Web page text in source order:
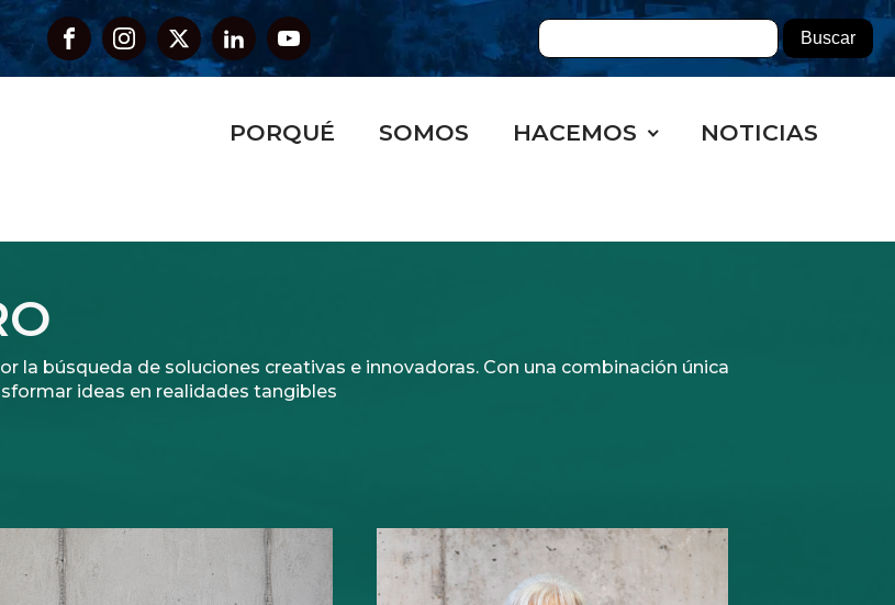
PORQUÉ SOMOS HACEMOS NOTICIAS
la búsqueda de soluciones creativas e innovadoras. Con una combinación única
ideas en realidades tangibles